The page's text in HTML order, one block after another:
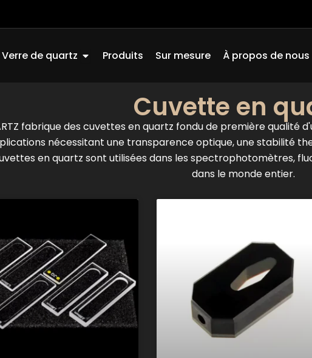
Verre de quartz Ouvrir Quartz Glass
Produits Sur mesure À propos de nous
Cuvette en
fabrique des cuvettes en quartz fondu de première qualité
nécessitant une transparence optique, une stabilité
en quartz sont utilisées dans les spectrophotomètres,
dans le monde entier.